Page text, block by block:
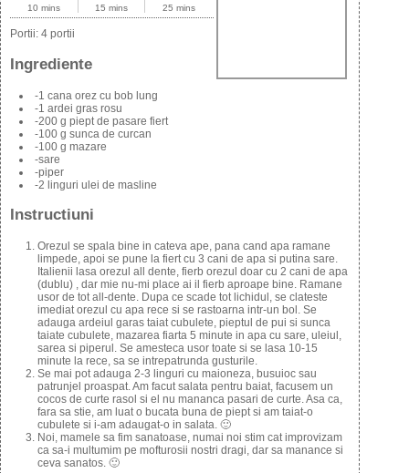
10 mins 15 mins 25 mins
Portii: 4 portii
Ingrediente
-1 cana orez cu bob lung
-1 ardei gras rosu
-200 g piept de pasare fiert
-100 g sunca de curcan
-100 g mazare
-sare
-piper
-2 linguri ulei de masline
Instructiuni
Orezul se spala bine in cateva ape, pana cand apa ramane
limpede, apoi se pune la fiert cu 3 cani de apa si putina sare.
Italienii lasa orezul all dente, fierb orezul doar cu 2 cani de apa
(dublu) , dar mie nu-mi place ai il fierb aproape bine. Ramane
usor de tot all-dente. Dupa ce scade tot lichidul, se clateste
imediat orezul cu apa rece si se rastoarna intr-un bol. Se
adauga ardeiul garas taiat cubulete, pieptul de pui si sunca
taiate cubulete, mazarea fiarta 5 minute in apa cu sare, uleiul,
sarea si piperul. Se amesteca usor toate si se lasa 10-15
minute la rece, sa se intrepatrunda gusturile.
Se mai pot adauga 2-3 linguri cu maioneza, busuioc sau
patrunjel proaspat. Am facut salata pentru baiat, facusem un
cocos de curte rasol si el nu mananca pasari de curte. Asa ca,
fara sa stie, am luat o bucata buna de piept si am taiat-o
cubulete si i-am adaugat-o in salata. 🙂
Noi, mamele sa fim sanatoase, numai noi stim cat improvizam
ca sa-i multumim pe mofturosii nostri dragi, dar sa manance si
ceva sanatos. 🙂